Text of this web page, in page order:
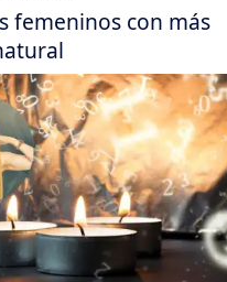
femeninos con más